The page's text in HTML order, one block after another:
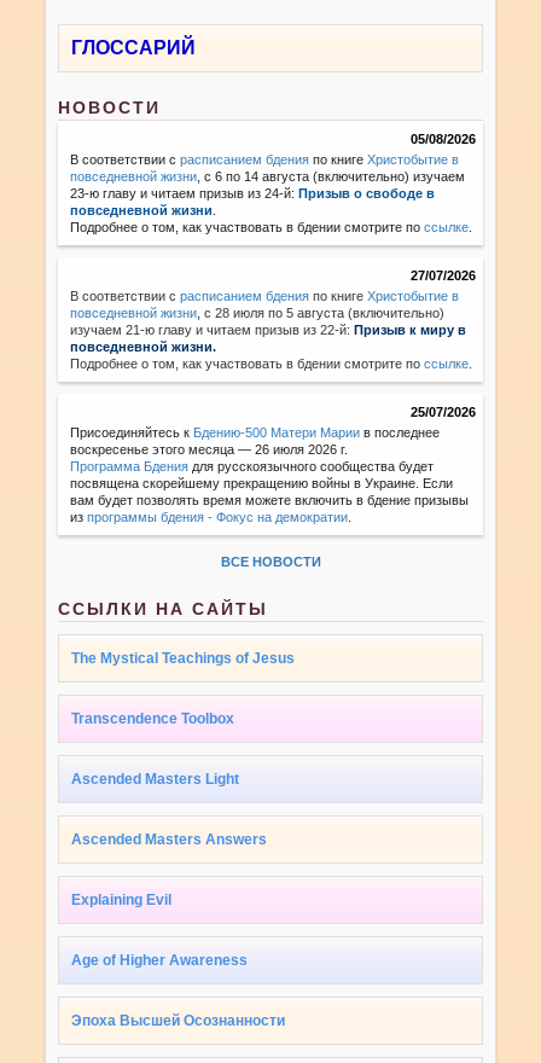
ГЛОССАРИЙ
НОВОСТИ
05/08/2026
В соответствии срасписанием бдения по книгеХристобытие в
повседневной жизни , с 6 по 14 августа (включительно) изучаем
23-ю главу и читаем призыв из 24-й:Призыв о свободе в
повседневной жизни
Подробнее о том, как участвовать в бдении смотрите поссылке
27/07/2026
В соответствии с расписанием бдения по книгеХристобытие в
повседневной жизни с 28 июля по 5 августа (включительно)
изучаем 21-ю главу и читаем призыв из 22-й:Призыв к миру в
повседневной жизни.
Подробнее о том, как участвовать в бдении смотрите поссылке
25/07/2026
Присоединяйтесь к Бдению-500 Матери Марии в последнее
воскресенье этого месяца — 26 июля 2026 г.
Программа Бдения для русскоязычного сообщества будет
посвящена скорейшему прекращению войны в Украине. Если
вам будет позволять время можете включить в бдение призывы
изпрограммы бдения - Фокус на демократии
ВСЕ НОВОСТИ
ССЫЛКИ НА САЙТЫ
The Mystical Teachings of Jesus
Transcendence Toolbox
Ascended Masters Light
Ascended Masters Answers
Explaining Evil
Age of Higher Awareness
Эпоха Высшей Осознанности